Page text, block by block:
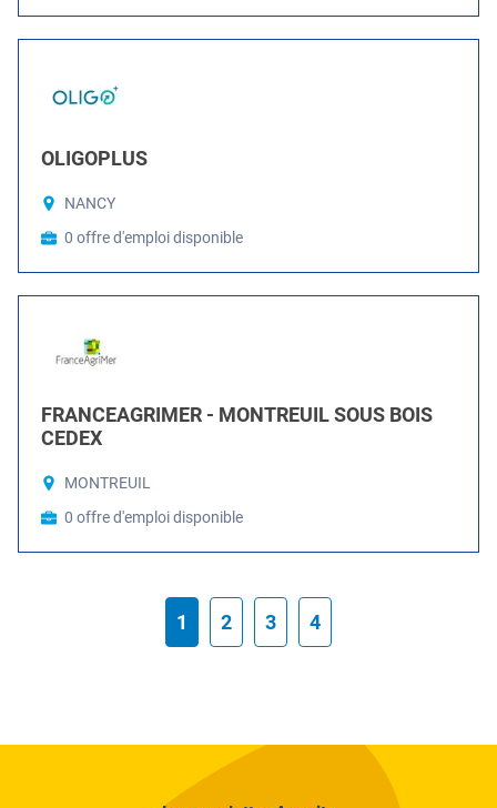
OLIGOPLUS
NANCY
0 offre d'emploi disponible
FRANCEAGRIMER - MONTREUIL SOUS BOIS
CEDEX
MONTREUIL
0 offre d'emploi disponible
1 2 3 4